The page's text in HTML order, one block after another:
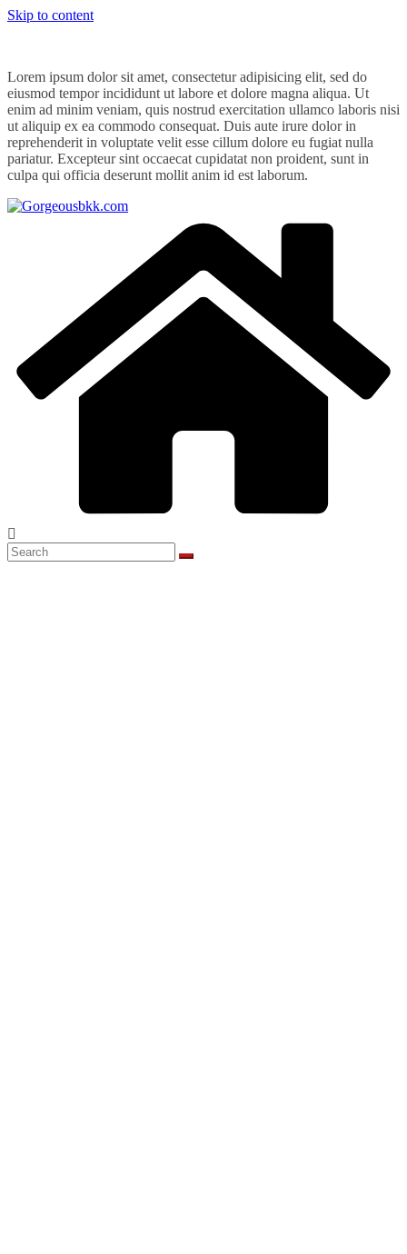
Skip to content
Lorem ipsum dolor sit amet, consectetur adipisicing elit, sed do
eiusmod tempor incididunt ut labore et dolore magna aliqua. Ut
enim ad minim veniam, quis nostrud exercitation ullamco laboris nisi
ut aliquip ex ea commodo consequat. Duis aute irure dolor in
reprehenderit in voluptate velit esse cillum dolore eu fugiat nulla
pariatur. Excepteur sint occaecat cupidatat non proident, sunt in
culpa qui officia deserunt mollit anim id est laborum.